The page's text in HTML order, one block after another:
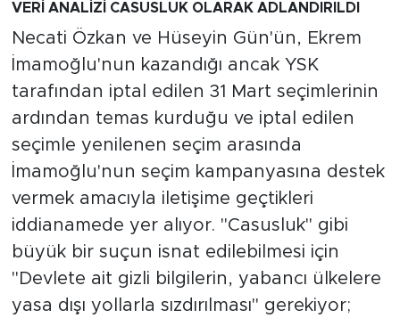
VERİ ANALİZİ CASUSLUK OLARAK ADLANDIRILDI
Necati Özkan ve Hüseyin Gün'ün, Ekrem
İmamoğlu'nun kazandığı ancak YSK
tarafından iptal edilen 31 Mart seçimlerinin
ardından temas kurduğu ve iptal edilen
seçimle yenilenen seçim arasında
İmamoğlu'nun seçim kampanyasına destek
vermek amacıyla iletişime geçtikleri
iddianamede yer alıyor. "Casusluk" gibi
büyük bir suçun isnat edilebilmesi için
"Devlete ait gizli bilgilerin, yabancı ülkelere
yasa dışı yollarla sızdırılması" gerekiyor;